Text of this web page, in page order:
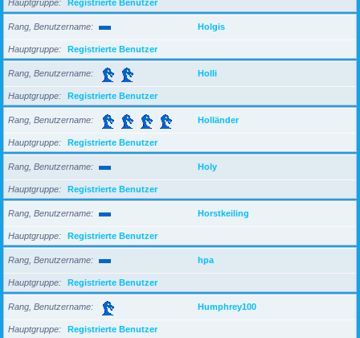
Hauptgruppe Registrierte Benutzer
Rang, Benutzername Holgis
Hauptgruppe Registrierte Benutzer
Rang, Benutzername Holli
Hauptgruppe Registrierte Benutzer
Rang, Benutzername Holländer
Hauptgruppe Registrierte Benutzer
Rang, Benutzername Holy
Hauptgruppe Registrierte Benutzer
Rang, Benutzername Horstkeiling
Hauptgruppe Registrierte Benutzer
Rang, Benutzername hpa
Hauptgruppe Registrierte Benutzer
Rang, Benutzername Humphrey100
Hauptgruppe Registrierte Benutzer